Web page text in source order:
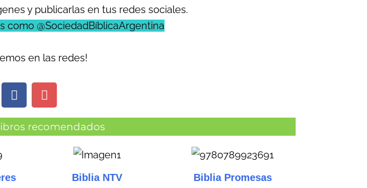
y publicarlas en tus redes sociales.
como @SociedadBíblicaArgentina
en las redes!
F
a
c
e
o
I
n
s
t
recomendados
Biblia NTV Biblia Promesas